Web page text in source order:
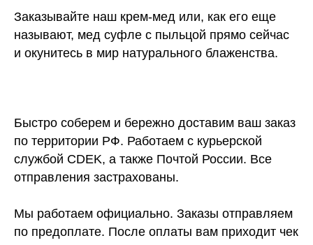
Заказывайте наш крем-мед или, как его еще
называют, мед суфле с пыльцой прямо сейчас
и окунитесь в мир натурального блаженства.
Быстро соберем и бережно доставим ваш заказ
по территории РФ. Работаем с курьерской
службой CDEK, а также Почтой России. Все
отправления застрахованы.
Мы работаем официально. Заказы отправляем
по предоплате. После оплаты вам приходит чек